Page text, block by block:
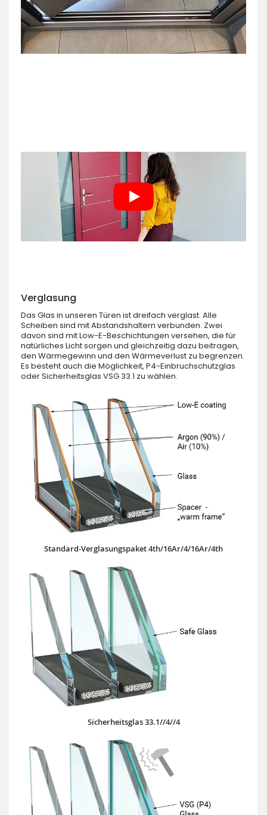
Verglasung
Das Glas in unseren Türen ist dreifach verglast. Alle
Scheiben sind mit Abstandshaltern verbunden. Zwei
davon sind mit Low-E-Beschichtungen versehen, die für
natürliches Licht sorgen und gleichzeitig dazu beitragen,
den Wärmegewinn und den Wärmeverlust zu begrenzen.
Es besteht auch die Möglichkeit, P4-Einbruchschutzglas
oder Sicherheitsglas VSG 33.1 zu wählen.
Standard-Verglasungspaket 4th/16Ar/4/16Ar/4th
Sicherheitsglas 33.1//4//4